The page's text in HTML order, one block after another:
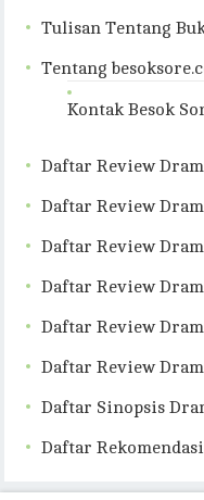
Tulisan Tentang
Tentang
Kontak Besok
Daftar Review
Daftar Review
Daftar Review
Daftar Review
Daftar Review
Daftar Review
Daftar Sinopsis
Daftar